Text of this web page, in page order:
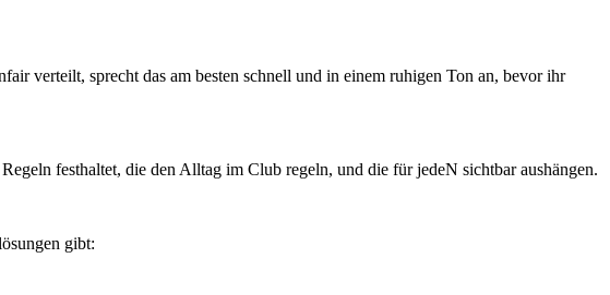
verteilt, sprecht das am besten schnell und in einem ruhigen Ton an, bevor ihr
festhaltet, die den Alltag im Club regeln, und die für jedeN sichtbar aushängen.
gibt: